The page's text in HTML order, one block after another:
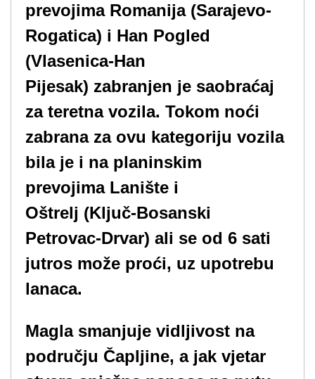
prevojima Romanija (Sarajevo-
Rogatica) i Han Pogled
(Vlasenica-Han
Pijesak) zabranjen je saobraćaj
za teretna vozila. Tokom noći
zabrana za ovu kategoriju vozila
bila je i na planinskim
prevojima Lanište i
Oštrelj (Ključ-Bosanski
Petrovac-Drvar) ali se od 6 sati
jutros može proći, uz upotrebu
lanaca.
Magla smanjuje vidljivost na
području Čapljine, a jak vjetar